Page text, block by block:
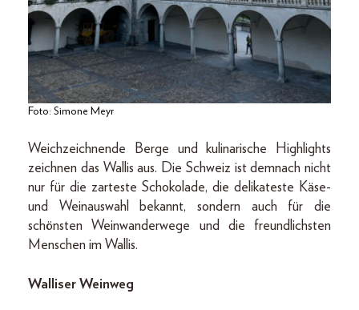
Foto: Simone Meyr
Weichzeichnende Berge und kulinarische Highlights
zeichnen das Wallis aus. Die Schweiz ist demnach nicht
nur für die zarteste Schokolade, die delikateste Käse-
und Weinauswahl bekannt, sondern auch für die
schönsten Weinwanderwege und die freundlichsten
Menschen im Wallis.
Walliser Weinweg